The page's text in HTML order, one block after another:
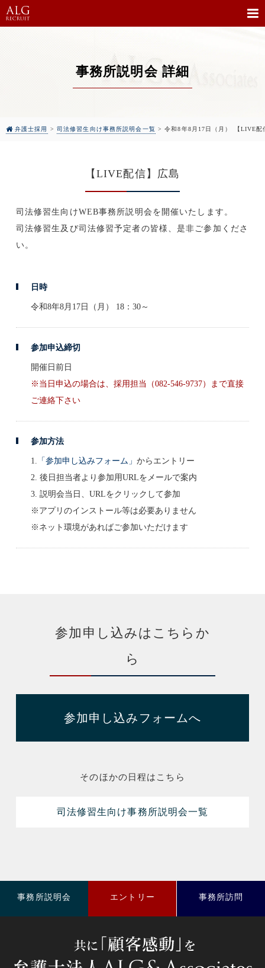
事務所説明会 詳細
弁護士採用 > 司法修習生向け事務所説明会一覧 >令和8年8月17日（月） 【LIVE配
【LIVE配信】広島
司法修習生向けWEB事務所説明会を開催いたします。
司法修習生及び司法修習予定者の皆様、是非ご参加くださ
い。
日時
令和8年8月17日（月） 18：30～
参加申込締切
開催日前日
※当日申込の場合は、採用担当（082-546-9737）まで直接
ご連絡下さい
参加方法
1. 「参加申し込みフォーム」 からエントリー
2. 後日担当者より参加用URLをメールで案内
3. 説明会当日、URLをクリックして参加
※アプリのインストール等は必要ありません
※ネット環境があればご参加いただけます
参加申し込みはこちらか
ら
参加申し込みフォームへ
そのほかの日程はこちら
司法修習生向け事務所説明会一覧